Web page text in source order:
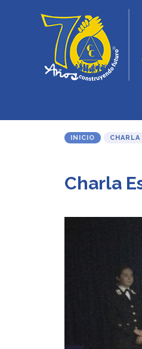
INICIO
Charla